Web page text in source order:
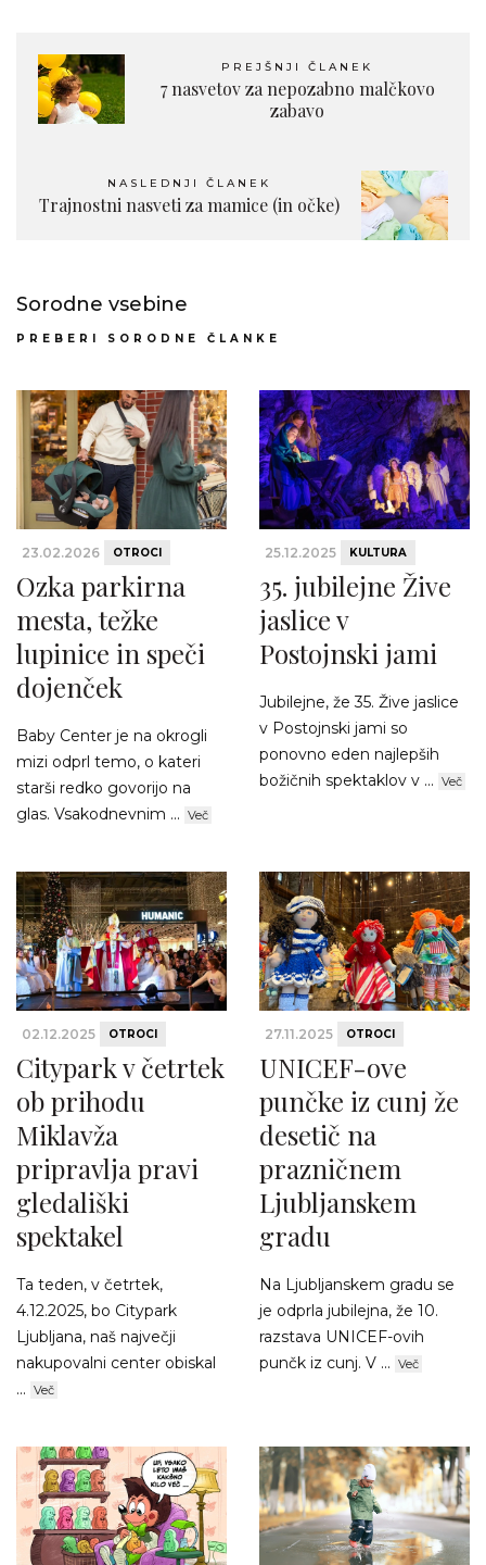
PREJŠNJI ČLANEK
7 nasvetov za nepozabno malčkovo
zabavo
NASLEDNJI ČLANEK
Trajnostni nasveti za mamice (in očke)
Sorodne vsebine
PREBERI SORODNE ČLANKE
23.02.2026 OTROCI
Ozka parkirna
mesta, težke
lupinice in speči
dojenček
Baby Center je na okrogli
mizi odprl temo, o kateri
starši redko govorijo na
glas. Vsakodnevnim ... Več
25.12.2025 KULTURA
35. jubilejne Žive
jaslice v
Postojnski jami
Jubilejne, že 35. Žive jaslice
v Postojnski jami so
ponovno eden najlepših
božičnih spektaklov v ... Več
02.12.2025 OTROCI
Citypark v četrtek
ob prihodu
Miklavža
pripravlja pravi
gledališki
spektakel
Ta teden, v četrtek,
4.12.2025, bo Citypark
Ljubljana, naš največji
nakupovalni center obiskal
... Več
27.11.2025 OTROCI
UNICEF-ove
punčke iz cunj že
desetič na
prazničnem
Ljubljanskem
gradu
Na Ljubljanskem gradu se
je odprla jubilejna, že 10.
razstava UNICEF-ovih
punčk iz cunj. V ... Več